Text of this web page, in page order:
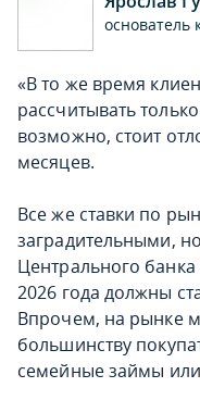
основатель
«В то же время
рассчитывать
возможно, стоит
месяцев.
Все же ставки по
заградительными,
Центрального
2026 года должны
Впрочем, на рынке
большинству
семейные займы